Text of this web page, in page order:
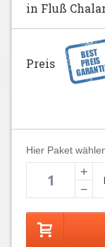
in Fluß
Preis
Hier Paket
+
−